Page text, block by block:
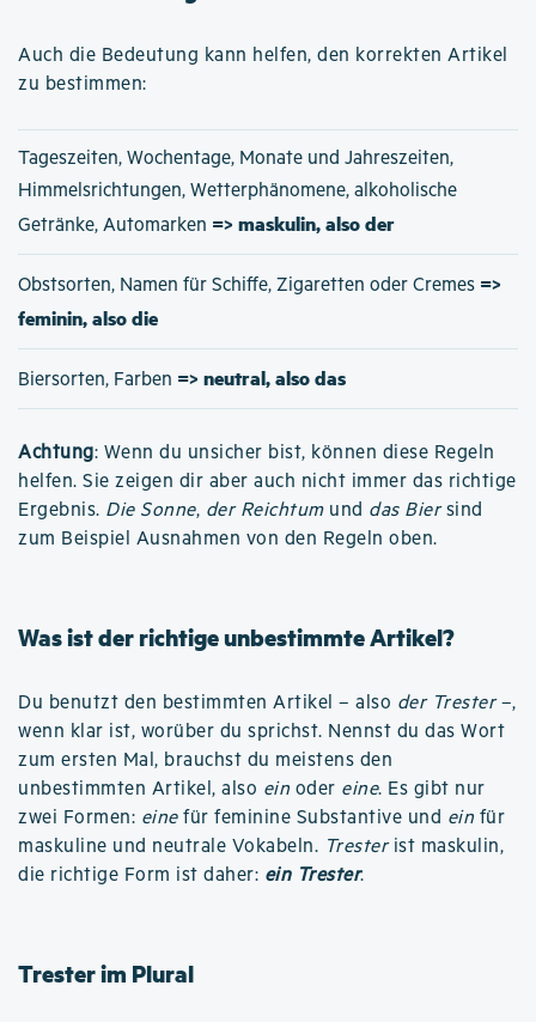
Auch die Bedeutung kann helfen, den korrekten Artikel
zu bestimmen:
Tageszeiten, Wochentage, Monate und Jahreszeiten,
Himmelsrichtungen, Wetterphänomene, alkoholische
Getränke, Automarken => maskulin, also der
Obstsorten, Namen für Schiffe, Zigaretten oder Cremes =>
feminin, also die
Biersorten, Farben => neutral, also das
Achtung: Wenn du unsicher bist, können diese Regeln
helfen. Sie zeigen dir aber auch nicht immer das richtige
Ergebnis. Die Sonne, der Reichtumund das Biersind
zum Beispiel Ausnahmen von den Regeln oben.
Was ist der richtige unbestimmte Artikel?
Du benutzt den bestimmten Artikel – also der Trester–,
wenn klar ist, worüber du sprichst. Nennst du das Wort
zum ersten Mal, brauchst du meistens den
unbestimmten Artikel, also ein oder eine. Es gibt nur
zwei Formen: einefür feminine Substantive und ein für
maskuline und neutrale Vokabeln. Tresterist maskulin,
die richtige Form ist daher: ein Trester.
Trester im Plural